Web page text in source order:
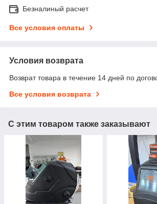
Безналиный расчет
Все условия оплаты
Условия возврата
Возврат товара в течение 14 дней по
Все условия возврата
С этим товаром также заказывают